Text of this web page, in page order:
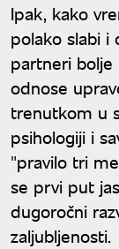
Ipak, kako
polako slabi i
partneri bolje
odnose
trenutkom u
psihologiji i
"pravilo tri
se prvi put
dugoročni
zaljubljenosti.